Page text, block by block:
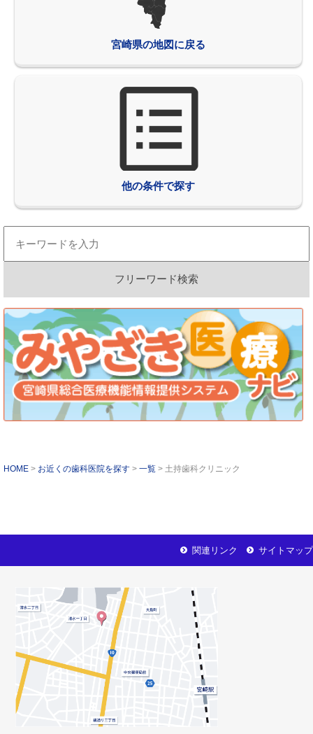
宮崎県の地図に戻る
他の条件で探す
HOME お近くの歯科医院を探す 一覧 土持歯科クリニック
サイトマップ
関連リンク